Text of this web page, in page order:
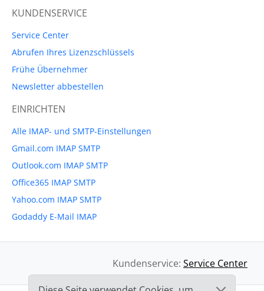
KUNDENSERVICE
Service Center
Abrufen Ihres Lizenzschlüssels
Frühe Übernehmer
Newsletter abbestellen
EINRICHTEN
Alle IMAP- und SMTP-Einstellungen
Gmail.com IMAP SMTP
Outlook.com IMAP SMTP
Office365 IMAP SMTP
Yahoo.com IMAP SMTP
Godaddy E-Mail IMAP
Kundenservice: Service Center